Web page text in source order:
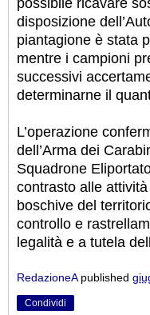
disposizione
piantagione è stata
mentre i campioni
successivi
determinarne il
L’operazione
dell’Arma dei
Squadrone
contrasto alle
boschive del
controllo e
legalità e a tutela
RedazioneA published
Condividi